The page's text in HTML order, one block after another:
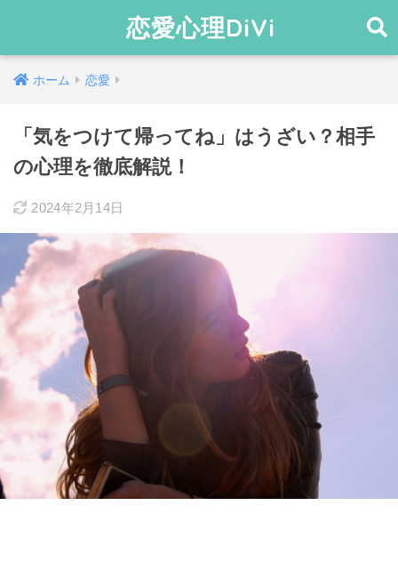
恋愛心理DiVi
ホーム 恋愛
「気をつけて帰ってね」はうざい？相手
の心理を徹底解説！
2024年2月14日